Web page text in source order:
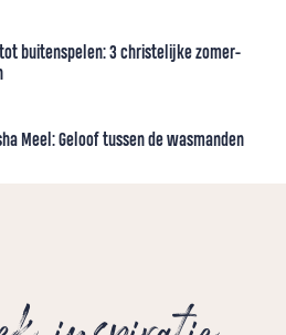
buitenspelen: 3 christelijke zomer-
Meel: Geloof tussen de wasmanden